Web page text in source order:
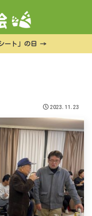
ート」の日 →
2023.11.23